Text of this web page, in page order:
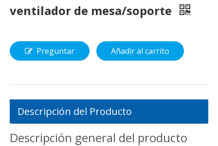
ventilador de mesa/soporte
Preguntar Añadir al carrito
Descripción del Producto
Descripción general del producto